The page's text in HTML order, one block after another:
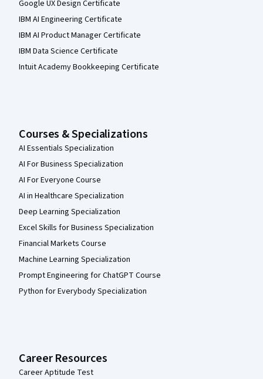
Google UX Design Certificate
IBM AI Engineering Certificate
IBM AI Product Manager Certificate
IBM Data Science Certificate
Intuit Academy Bookkeeping Certificate
Courses & Specializations
AI Essentials Specialization
AI For Business Specialization
AI For Everyone Course
AI in Healthcare Specialization
Deep Learning Specialization
Excel Skills for Business Specialization
Financial Markets Course
Machine Learning Specialization
Prompt Engineering for ChatGPT Course
Python for Everybody Specialization
Career Resources
Career Aptitude Test